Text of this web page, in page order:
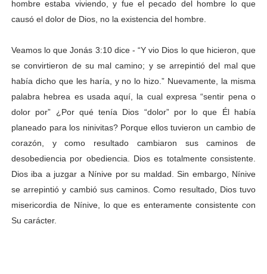
hombre estaba viviendo, y fue el pecado del hombre lo que
causó el dolor de Dios, no la existencia del hombre.
Veamos lo que Jonás 3:10 dice - “Y vio Dios lo que hicieron, que
se convirtieron de su mal camino; y se arrepintió del mal que
había dicho que les haría, y no lo hizo.” Nuevamente, la misma
palabra hebrea es usada aquí, la cual expresa “sentir pena o
dolor por” ¿Por qué tenía Dios “dolor” por lo que Él había
planeado para los ninivitas? Porque ellos tuvieron un cambio de
corazón, y como resultado cambiaron sus caminos de
desobediencia por obediencia. Dios es totalmente consistente.
Dios iba a juzgar a Nínive por su maldad. Sin embargo, Nínive
se arrepintió y cambió sus caminos. Como resultado, Dios tuvo
misericordia de Nínive, lo que es enteramente consistente con
Su carácter.